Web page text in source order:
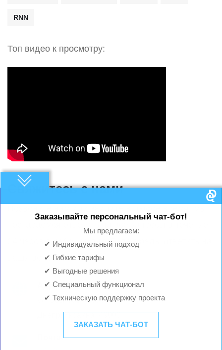
Заказывайте персональный чат-бот!
Мы предлагаем:
✔ Индивидуальный подход
✔ Гибкие тарифы
✔ Выгодные решения
✔ Специальный функционал
✔ Техническую поддержку проекта
ЗАКАЗАТЬ ЧАТ-БОТ
RNN
Топ видео к просмотру:
Свяжитесь с нами
постараемся ответить на все запросы в течение
24 часов в рабочие дни. Будем рады ответить на
ваши вопросы.
Адрес:
ул. Вознесенская, 53
Днепр, Украина, 49000